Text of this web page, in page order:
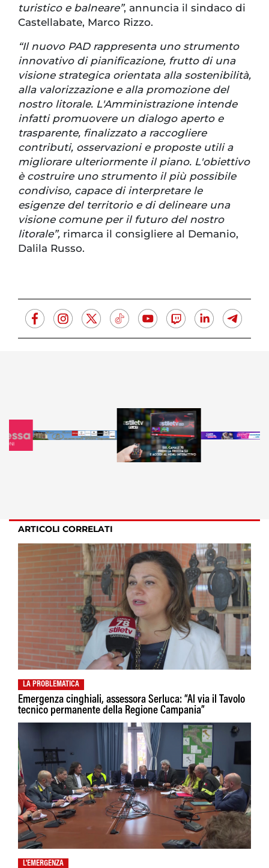
turistico e balneare”, annuncia il sindaco di
Castellabate, Marco Rizzo.
“Il nuovo PAD rappresenta uno strumento
innovativo di pianificazione, frutto di una
visione strategica orientata alla sostenibilità,
alla valorizzazione e alla promozione del
nostro litorale. L'Amministrazione intende
infatti promuovere un dialogo aperto e
trasparente, finalizzato a raccogliere
contributi, osservazioni e proposte utili a
migliorare ulteriormente il piano. L'obiettivo
è costruire uno strumento il più possibile
condiviso, capace di interpretare le
esigenze del territorio e di delineare una
visione comune per il futuro del nostro
litorale”, rimarca il consigliere al Demanio,
Dalila Russo.
ARTICOLI CORRELATI
LA PROBLEMATICA
Emergenza cinghiali, assessora Serluca: “Al via il Tavolo
tecnico permanente della Regione Campania”
L'EMERGENZA